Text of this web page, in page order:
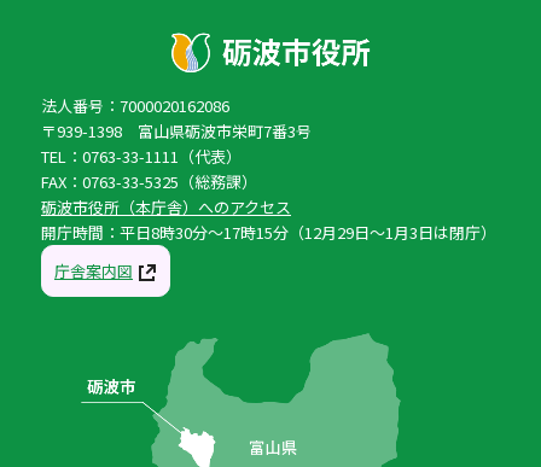
法人番号：7000020162086
〒939-1398 富山県砺波市栄町7番3号
TEL：0763-33-1111（代表）
FAX：0763-33-5325（総務課）
砺波市役所（本庁舎）へのアクセス
開庁時間：平日8時30分〜17時15分（12月29日〜1月3日は閉庁）
庁舎案内図